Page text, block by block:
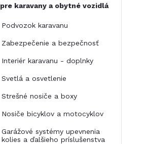
pre karavany a obytné vozidlá
Podvozok karavanu
Zabezpečenie a bezpečnosť
Interiér karavanu - doplnky
Svetlá a osvetlenie
Strešné nosiče a boxy
Nosiče bicyklov a motocyklov
Garážové systémy upevnenia
kolies a ďalšieho príslušenstva